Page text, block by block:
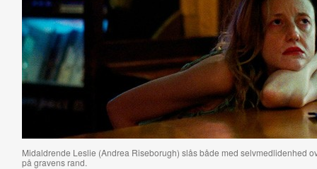
Midaldrende Leslie (Andrea Riseborugh) slås både med selvmedlidenhed
på gravens rand.